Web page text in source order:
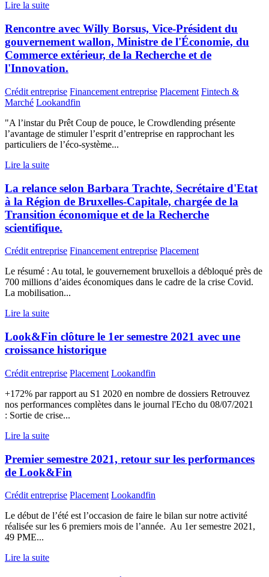
Lire la suite
Rencontre avec Willy Borsus, Vice-Président du
gouvernement wallon, Ministre de l'Économie, du
Commerce extérieur, de la Recherche et de
l'Innovation.
Crédit entreprise Financement entreprise Placement Fintech &
Marché Lookandfin
"A l’instar du Prêt Coup de pouce, le Crowdlending présente
l’avantage de stimuler l’esprit d’entreprise en rapprochant les
particuliers de l’éco-système...
Lire la suite
La relance selon Barbara Trachte, Secrétaire d'Etat
à la Région de Bruxelles-Capitale, chargée de la
Transition économique et de la Recherche
scientifique.
Crédit entreprise Financement entreprise Placement
Le résumé : Au total, le gouvernement bruxellois a débloqué près de
700 millions d’aides économiques dans le cadre de la crise Covid.
La mobilisation...
Lire la suite
Look&Fin clôture le 1er semestre 2021 avec une
croissance historique
Crédit entreprise Placement Lookandfin
+172% par rapport au S1 2020 en nombre de dossiers Retrouvez
nos performances complètes dans le journal l'Echo du 08/07/2021
: Sortie de crise...
Lire la suite
Premier semestre 2021, retour sur les performances
de Look&Fin
Crédit entreprise Placement Lookandfin
Le début de l’été est l’occasion de faire le bilan sur notre activité
réalisée sur les 6 premiers mois de l’année. Au 1er semestre 2021,
49 PME...
Lire la suite